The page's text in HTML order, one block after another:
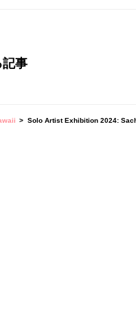
記事
Solo Artist Exhibition 2024: